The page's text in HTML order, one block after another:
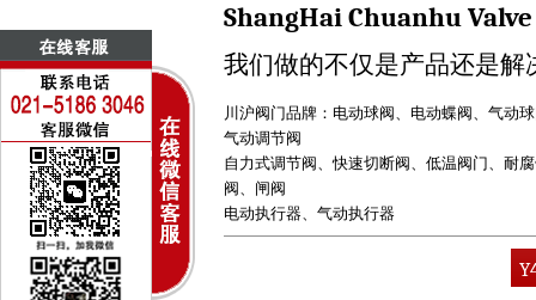
ShangHai Chuanhu Valve
我们做的不仅是产品还是解
川沪阀门品牌： 电动球阀、 电动蝶阀、 气动
气动调节阀
自力式调节阀、快速切断阀、 低温阀门、 耐
阀、 闸阀
电动执行器、 气动执行器